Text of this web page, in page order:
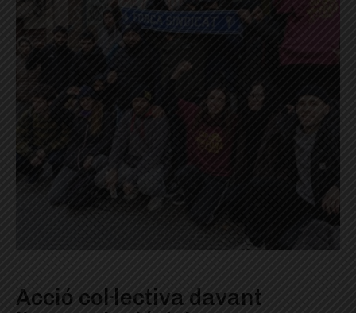
Acció col·lectiva davant